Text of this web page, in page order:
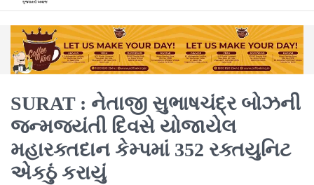
SURAT : નેતાજી સુભાષચંદ્ર બોઝની
જન્મજયંતી દિવસે યોજાયેલ
મહારક્તદાન કેમ્પમાં 352 રક્તયુનિટ
એકઠું કરાયું